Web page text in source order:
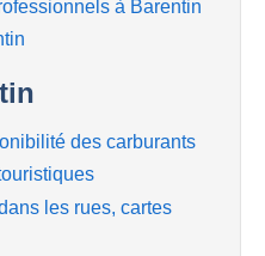
à Barentin
des carburants
les rues, cartes